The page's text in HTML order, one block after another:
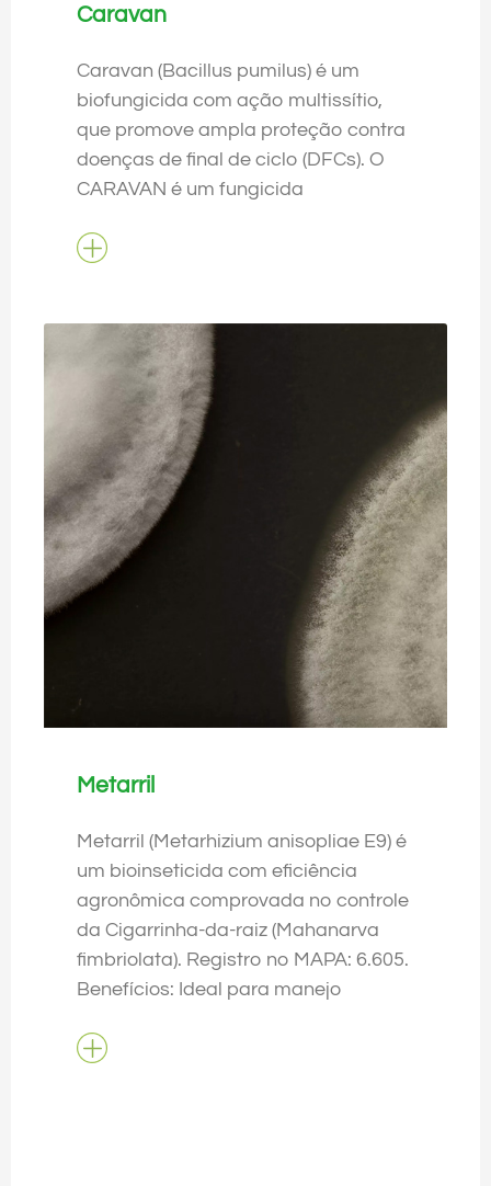
Caravan
Caravan (Bacillus pumilus) é um
biofungicida com ação multissítio,
que promove ampla proteção contra
doenças de final de ciclo (DFCs). O
CARAVAN é um fungicida
Metarril
Metarril (Metarhizium anisopliae E9) é
um bioinseticida com eficiência
agronômica comprovada no controle
da Cigarrinha-da-raiz (Mahanarva
fimbriolata). Registro no MAPA: 6.605.
Benefícios: Ideal para manejo